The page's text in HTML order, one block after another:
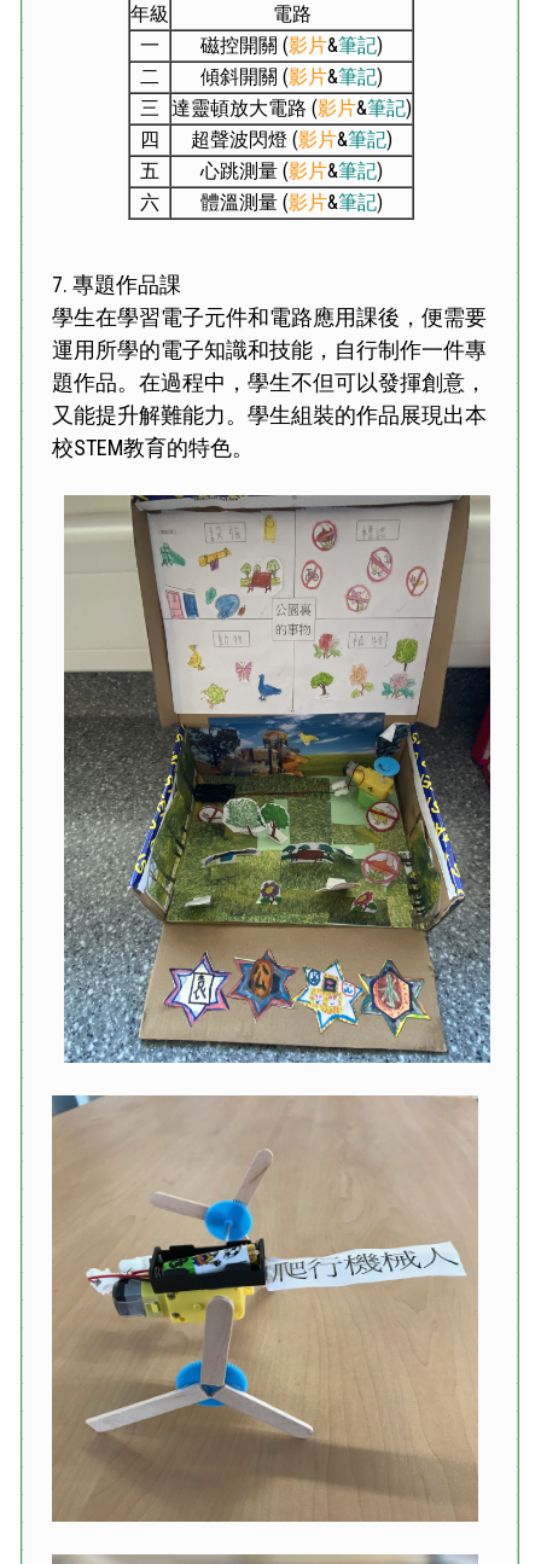
年級
電路
一
磁控開關 (影片&筆記)
二
傾斜開關 (影片&筆記)
三 達靈頓放大電路 (影片&筆記)
四
超聲波閃燈 (影片&筆記)
五
心跳測量 (影片&筆記)
六
體溫測量 (影片&筆記)
7. 專題作品課
學生在學習電子元件和電路應用課後，便需要
運用所學的電子知識和技能，自行制作一件專
題作品。在過程中，學生不但可以發揮創意，
又能提升解難能力。學生組裝的作品展現出本
校STEM教育的特色。